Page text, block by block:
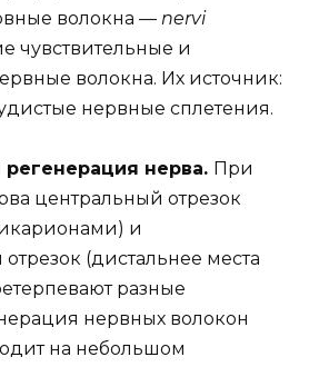
волокна — nervi
чувствительные и
волокна. Их источник:
нервные сплетения.
нерва. При
центральный отрезок
и
(дистальнее места
разные
нервных волокон
на небольшом